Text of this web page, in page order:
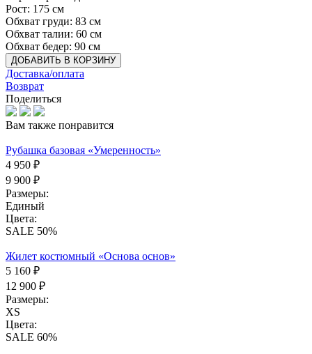
Рост: 175 см
Обхват груди: 83 см
Обхват талии: 60 см
Обхват бедер: 90 см
ДОБАВИТЬ В КОРЗИНУ
Доставка/оплата
Возврат
Поделиться
Вам также понравится
Рубашка базовая «Умеренность»
4 950 ₽
9 900 ₽
Размеры:
Единый
Цвета:
SALE 50%
Жилет костюмный «Основа основ»
5 160 ₽
12 900 ₽
Размеры:
XS
Цвета:
SALE 60%